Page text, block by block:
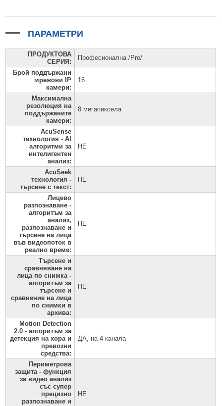
ПАРАМЕТРИ
ПРОДУКТОВА
СЕРИЯ :
Професионална /Pro/
Брой поддържани
мрежови IP
камери:
16
Максимална
резолюция на
поддържаните
камери:
8 мегапиксела
AcuSense
технология - AI
алгоритми за
интелигентен
анализ:
НЕ
AcuSeek
технология -
търсене с текст:
НЕ
Лицево
разпознаване -
алгоритъм за
анализ,
разпознаване и
търсене на лица
във видеопоток в
реално време:
НЕ
Търсене и
сравняване на
лица по снимка -
алгоритъм за
търсене и
сравнение на лица
по снимки в
архива:
НЕ
Motion Detection
2.0 - алгоритъм за
детекция на хора и
превозни
средства:
ДА, на 4 канала
Периметрова
защита - функция
за видео анализ
със супер
прецизно
разпознаване и
НЕ